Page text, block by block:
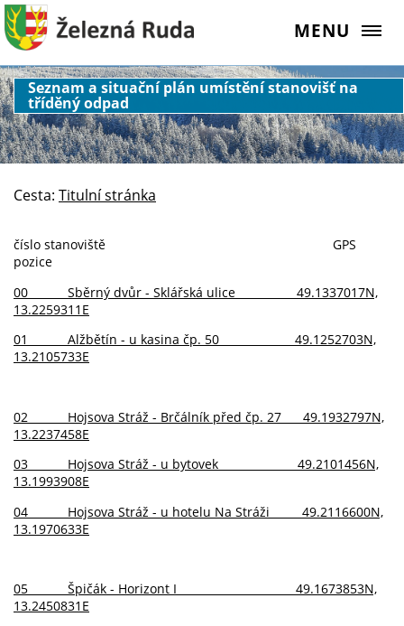
MENU
Seznam a situační plán umístění stanovišť na
tříděný odpad
Cesta: Titulní stránka
číslo stanoviště GPS
pozice
00 Sběrný dvůr - Sklářská ulice 49.1337017N,
13.2259311E
01 Alžbětín - u kasina čp. 50 49.1252703N,
13.2105733E
02 Hojsova Stráž - Brčálník před čp. 27 49.1932797N,
13.2237458E
03 Hojsova Stráž - u bytovek 49.2101456N,
13.1993908E
04 Hojsova Stráž - u hotelu Na Stráži 49.2116600N,
13.1970633E
05 Špičák - Horizont I 49.1673853N,
13.2450831E